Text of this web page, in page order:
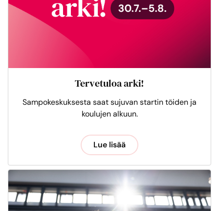
Tervetuloa arki!
Sampokeskuksesta saat sujuvan startin töiden ja
koulujen alkuun.
Lue lisää